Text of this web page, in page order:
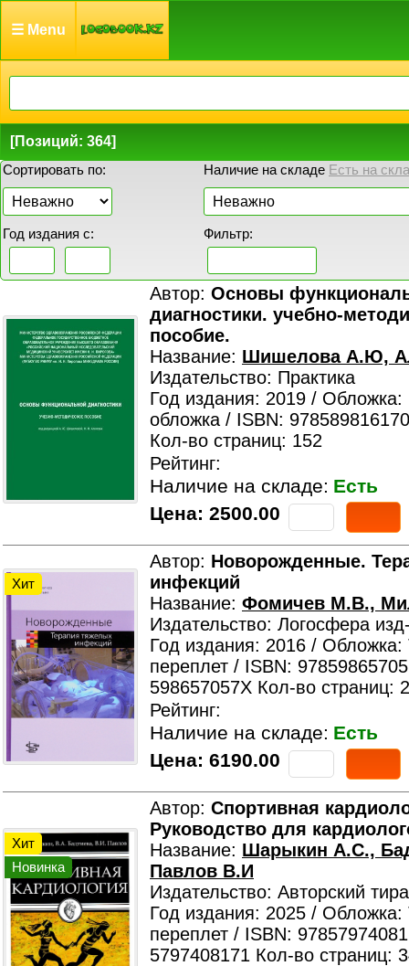
☰ Menu
[Позиций: 364]
Сортировать по: Наличие на складе Есть на
Год издания с: Фильтр:
Автор: Основы
диагностики. учебно-
пособие.
Название: Шишелова А.Ю,
Издательство: Практика
Год издания: 2019 / Обложка:
обложка / ISBN:
Кол-во страниц: 152
Рейтинг:
Наличие на складе: Есть
Цена: 2500.00
Хит
Автор: Новорожденные.
инфекций
Название: Фомичев М.В.,
Издательство: Логосфера
Год издания: 2016 /
переплет / ISBN:
598657057X Кол-во страниц:
Рейтинг:
Наличие на складе: Есть
Цена: 6190.00
Новинка
Хит
Автор: Спортивная
Руководство для
Название: Шарыкин А.С.,
Павлов В.И
Издательство: Авторский
Год издания: 2025 /
переплет / ISBN:
5797408171 Кол-во страниц: